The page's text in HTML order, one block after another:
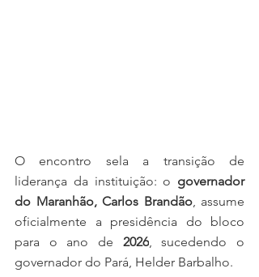
O encontro sela a transição de
liderança da instituição: o governador
do Maranhão, Carlos Brandão, assume
oficialmente a presidência do bloco
para o ano de 2026, sucedendo o
governador do Pará, Helder Barbalho.